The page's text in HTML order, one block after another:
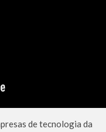
de tecnologia da